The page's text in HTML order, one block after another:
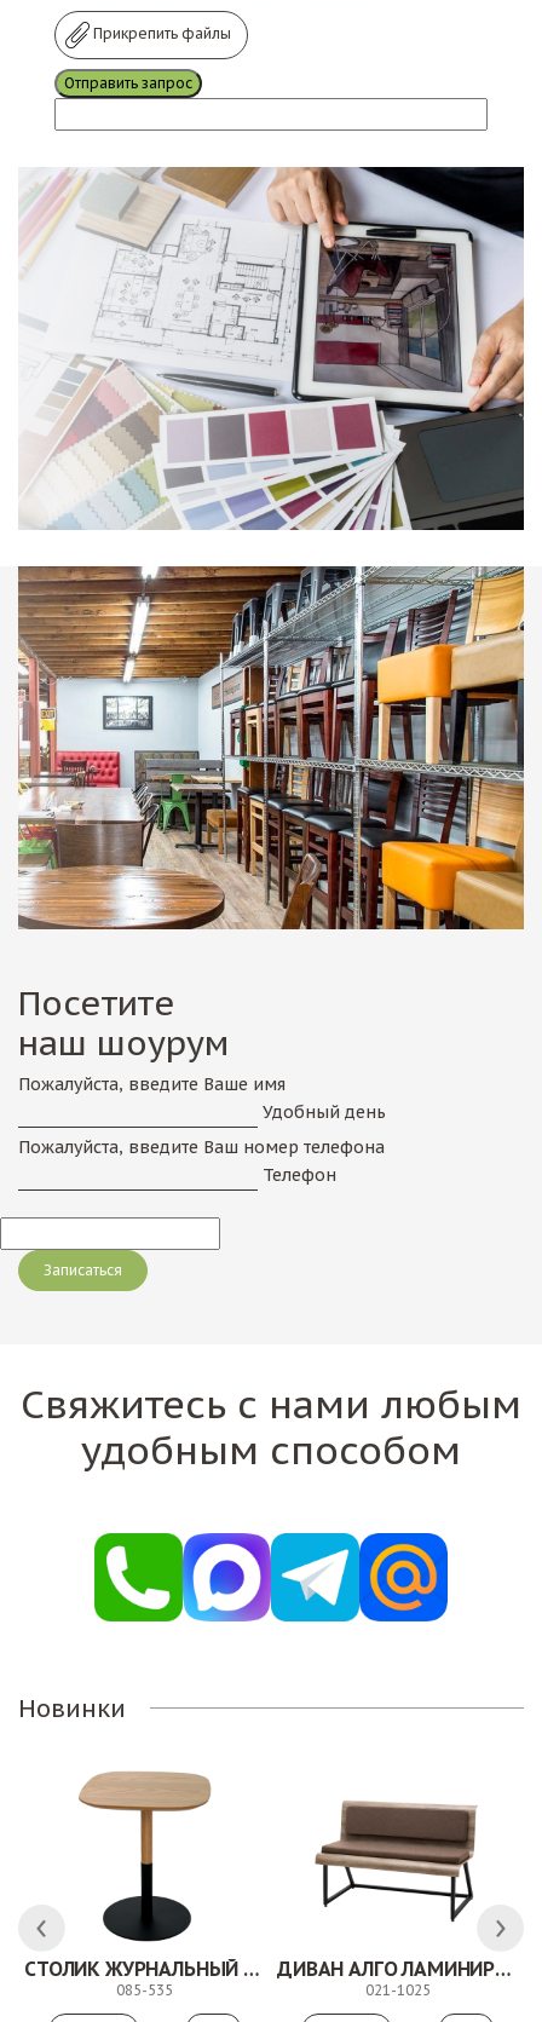
Прикрепить файлы
Посетите
наш шоурум
Пожалуйста, введите Ваше имя
Удобный день
Пожалуйста, введите Ваш номер телефона
Телефон
Свяжитесь с нами любым
удобным способом
Новинки
СТОЛИК ЖУРНАЛЬНЫЙ ТОЛЕДО
085-535
ДИВАН АЛГО ЛАМИНИРОВАННЫЙ
021-1025